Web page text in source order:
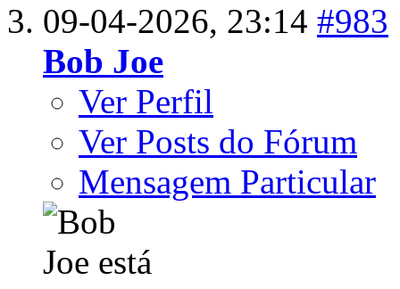
09-04-2026, 23:14 #983
Bob Joe
Ver Perfil
Ver Posts do Fórum
Mensagem Particular